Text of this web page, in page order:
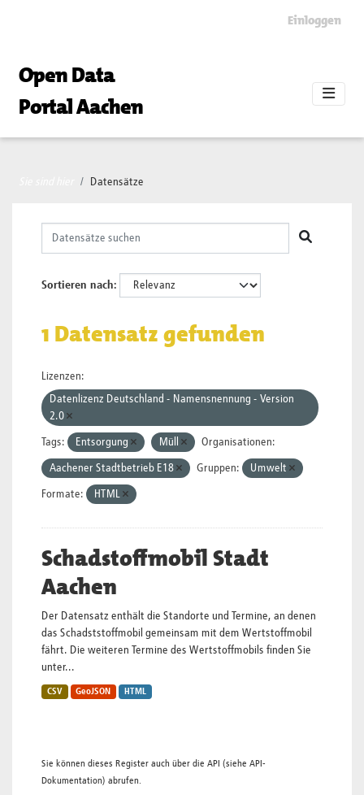
Einloggen
Open Data
Portal Aachen
Datensätze
Sortieren nach
1 Datensatz gefunden
Lizenzen:
Datenlizenz Deutschland - Namensnennung - Version
2.0
Tags: Entsorgung Müll Organisationen:
Aachener Stadtbetrieb E18 Gruppen: Umwelt
Formate: HTML
Schadstoffmobil Stadt
Aachen
Der Datensatz enthält die Standorte und Termine, an denen
das Schadststoffmobil gemeinsam mit dem Wertstoffmobil
fährt. Die weiteren Termine des Wertstoffmobils finden Sie
unter...
CSV GeoJSON HTML
Sie können dieses Register auch über die API (siehe API-
Dokumentation) abrufen.